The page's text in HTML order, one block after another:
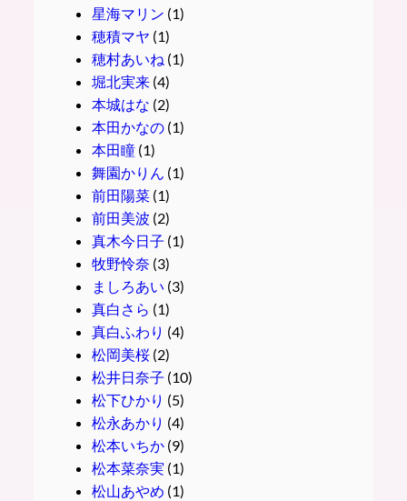
星海マリン (1)
穂積マヤ (1)
穂村あいね (1)
堀北実来(4)
本城はな (2)
本田かなの(1)
本田瞳(1)
舞園かりん (1)
前田陽菜(1)
前田美波 (2)
真木今日子 (1)
牧野怜奈 (3)
ましろあい (3)
真白さら (1)
真白ふわり (4)
松岡美桜(2)
松井日奈子 (10)
松下ひかり (5)
松永あかり (4)
松本いちか(9)
松本菜奈実 (1)
松山あやめ (1)